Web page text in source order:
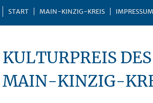
START MAIN-KINZIG-KREIS IMPRESSUM
KULTURPREIS DES
MAIN-KINZIG-